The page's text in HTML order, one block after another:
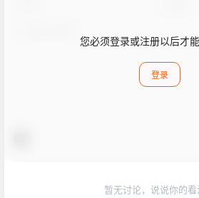
您必须登录或注册以后才
登录
暂无讨论，说说你的看